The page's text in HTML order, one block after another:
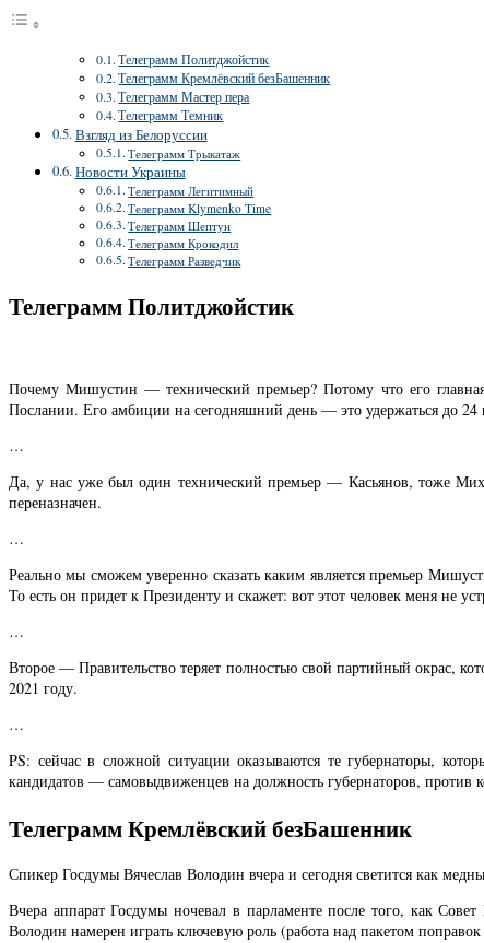
Телеграмм Политджойстик
Телеграмм Кремлёвский безБашенник
Телеграмм Мастер пера
Телеграмм Темник
Взгляд из Белоруссии
Телеграмм Трыкатаж
Новости Украины
Телеграмм Легитимный
Телеграмм Klymenko Time
Телеграмм Шептун
Телеграмм Крокодил
Телеграмм Разведчик
Телеграмм Политджойстик
Почему Мишустин — технический премьер? Потому что его
Послании. Его амбиции на сегодняшний день — это удержаться до
…
Да, у нас уже был один технический премьер — Касьянов, тоже
переназначен.
…
Реально мы сможем уверенно сказать каким является премьер
То есть он придет к Президенту и скажет: вот этот человек меня не
…
Второе — Правительство теряет полностью свой партийный окрас,
2021 году.
…
PS: сейчас в сложной ситуации оказываются те губернаторы,
кандидатов — самовыдвиженцев на должность губернаторов, против
Телеграмм Кремлёвский безБашенник
Спикер Госдумы Вячеслав Володин вчера и сегодня светится как
Вчера аппарат Госдумы ночевал в парламенте после того, как
Володин намерен играть ключевую роль (работа над пакетом